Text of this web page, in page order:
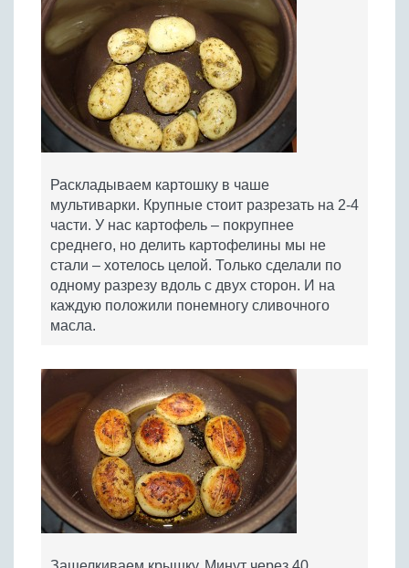
Раскладываем картошку в чаше
мультиварки. Крупные стоит разрезать на 2-4
части. У нас картофель – покрупнее
среднего, но делить картофелины мы не
стали – хотелось целой. Только сделали по
одному разрезу вдоль с двух сторон. И на
каждую положили понемногу сливочного
масла.